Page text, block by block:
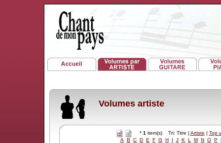
Volumes artiste
* 1 item(s) Tri: Titre | Artiste | Top
A
B C D E F G H I J K L M N O P